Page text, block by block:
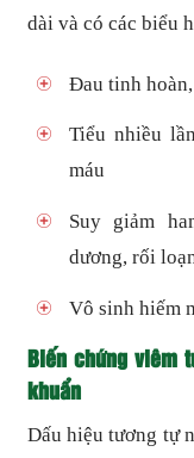
dài và có các biểu
Đau tinh
Tiểu nhiều
máu
Suy giảm
dương, rối
Vô sinh hiếm
Biến chứng viêm
khuẩn
Dấu hiệu tương tự